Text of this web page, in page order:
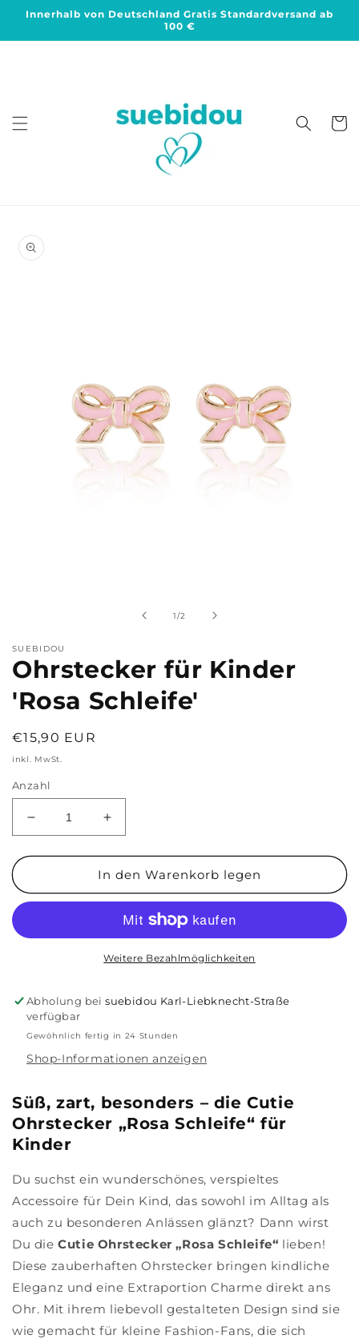
zum
Innerhalb von Deutschland Gratis Standardversand ab
100 €
1/von
2
SUEBIDOU
Ohrstecker für Kinder
'Rosa Schleife'
Normaler
Preis
€15,90 EUR
inkl. MwSt.
Anzahl
Verringere
die
Menge
Ohrstecker
&#39;Rosa
Schleife&#39;
Erhöhe
die
Menge
für
Ohrstecker
Kinder
&#39;Rosa
Schleife&#39;
In den Warenkorb legen
Weitere Bezahlmöglichkeiten
Abholung beisuebidou Karl-Liebknecht-Straße
verfügbar
Gewöhnlich fertig in 24 Stunden
Shop-Informationen anzeigen
Süß, zart, besonders – die Cutie
Ohrstecker „Rosa Schleife“ für
Kinder
Du suchst ein wunderschönes, verspieltes
Accessoire für Dein Kind, das sowohl im Alltag als
auch zu besonderen Anlässen glänzt? Dann wirst
Du dieCutie Ohrstecker „Rosa Schleife“ lieben!
Diese zauberhaften Ohrstecker bringen kindliche
Eleganz und eine Extraportion Charme direkt ans
Ohr. Mit ihrem liebevoll gestalteten Design sind sie
wie gemacht für kleine Fashion-Fans, die sich